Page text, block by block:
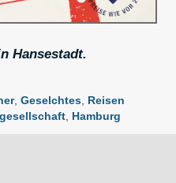
Hansestadt.
, Geselchtes, Reisen
, Hamburg